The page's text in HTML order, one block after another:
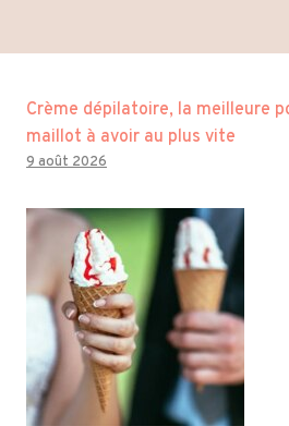
Crème dépilatoire, la meilleure
maillot à avoir au plus vite
9 août 2026